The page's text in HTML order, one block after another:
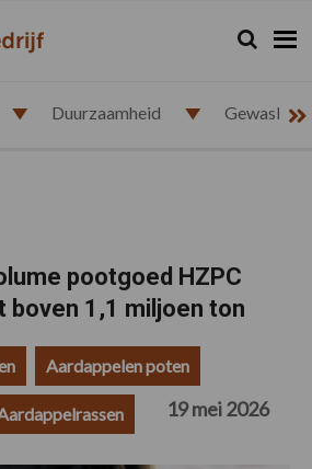
Zoeken...
Zoek
Duurzaamheid
pootgoed HZPC
1,1 miljoen ton
Aardappelen poten
19 mei 2026